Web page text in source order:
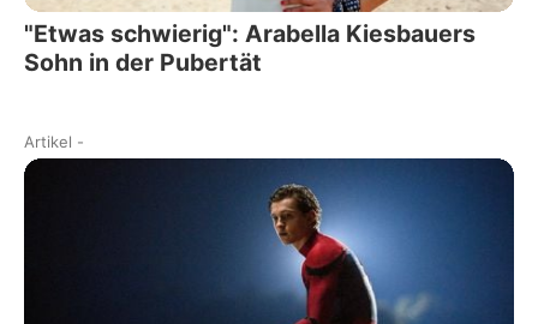
"Etwas schwierig": Arabella Kiesbauers
Sohn in der Pubertät
Artikel -